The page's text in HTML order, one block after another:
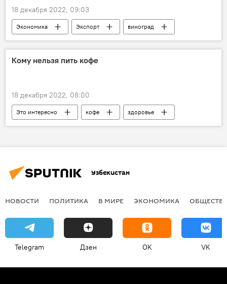
18 декабря 2022, 09:03
Экономика Экспорт
виноград
Узбекистан
Кому нельзя пить кофе
18 декабря 2022, 08:00
Это интересно кофе здоровье
Узбекистан
НОВОСТИ ПОЛИТИКА В МИРЕ ЭКОНОМИКА
Telegram Дзен OK VK